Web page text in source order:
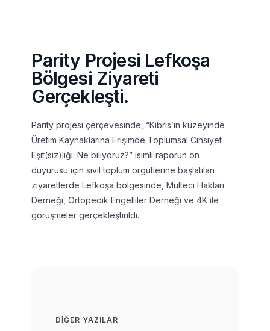
Parity Projesi Lefkoşa
Bölgesi Ziyareti
Gerçekleşti.
Parity projesi çerçevesinde, “Kıbrıs’ın kuzeyinde
Üretim Kaynaklarına Erişimde Toplumsal Cinsiyet
Eşit(siz)liği: Ne biliyoruz?” isimli raporun ön
duyurusu için sivil toplum örgütlerine başlatılan
ziyaretlerde Lefkoşa bölgesinde, Mülteci Hakları
Derneği, Ortopedik Engelliler Derneği ve 4K ile
görüşmeler gerçekleştirildi.
DIĞER YAZILAR